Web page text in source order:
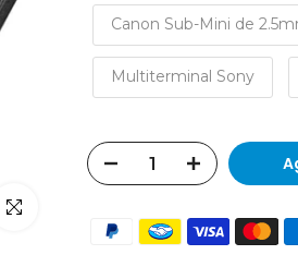
Click para agrandar
Canon Sub-Mini de
Multiterminal Sony